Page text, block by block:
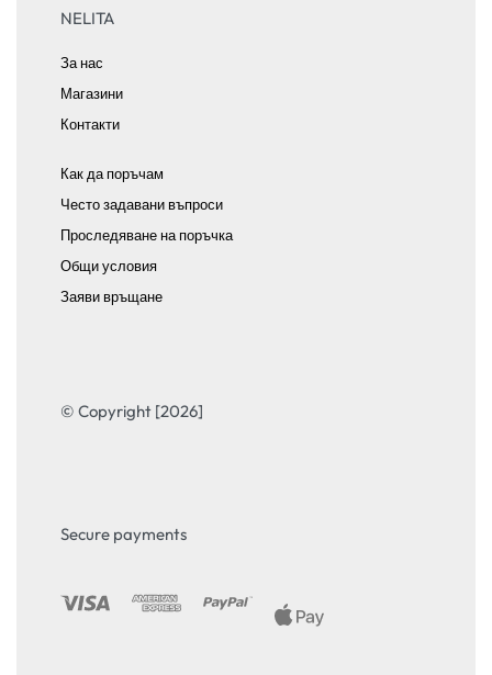
NELITA
За нас
Магазини
Контакти
Как да поръчам
Често задавани въпроси
Проследяване на поръчка
Общи условия
Заяви връщане
© Copyright [2026]
Secure payments